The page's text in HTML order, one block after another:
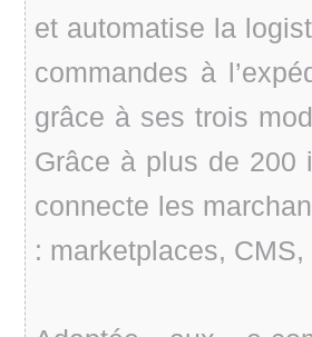
et automatise la
commandes à
grâce à ses trois
Grâce à plus de 200
connecte les
: marketplaces,